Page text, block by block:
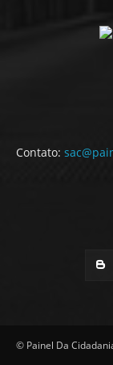
Contato:
© Painel Da